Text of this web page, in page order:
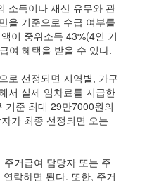
소득이나 재산 유무와 관
을 기준으로 수급 여부를
이 중위소득 43%(4인 기
여 혜택을 받을 수 있다.
로 선정되면 지역별, 가구
서 실제 임차료를 지급한
기준 최대 29만7000원의
가 최종 선정되면 오는
주거급여 담당자 또는 주
락하면 된다. 또한, 주거